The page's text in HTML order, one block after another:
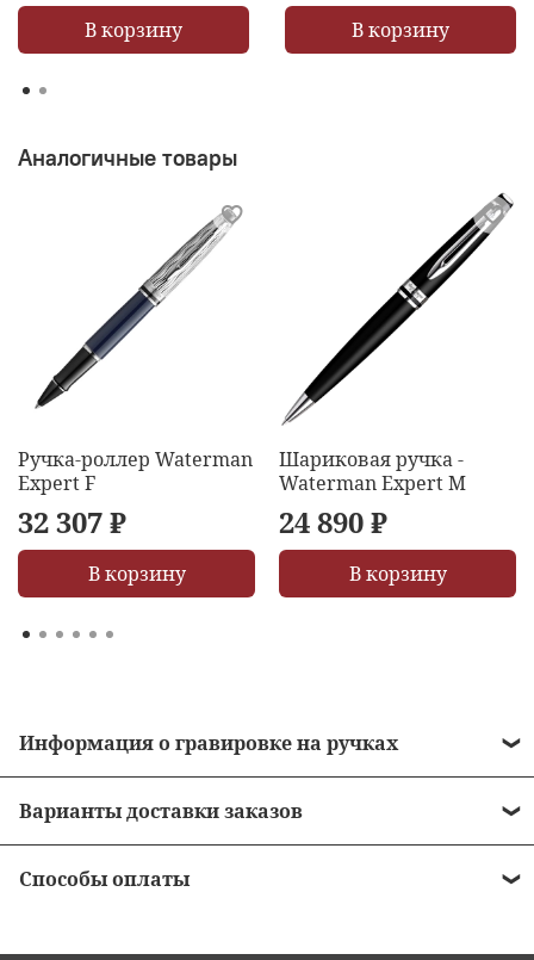
В корзину В корзину
Аналогичные товары
Ручка-роллер Waterman
Expert F
32 307 ₽
В корзину
Шариковая ручка -
Waterman Expert M
24 890 ₽
В корзину
Информация о гравировке на ручках
• Бесплатная гравировка на ручках от 10 000
рублей.
Варианты доставки заказов
•Отделения почты России
Способы оплаты